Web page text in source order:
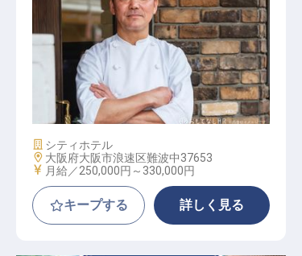
料理人マネージャー候補
施設業態
シティホテル
勤務地
大阪府大阪市浪速区難波中37653
給与
月給／250,000円～ 330,000円
キープする 詳しく見る